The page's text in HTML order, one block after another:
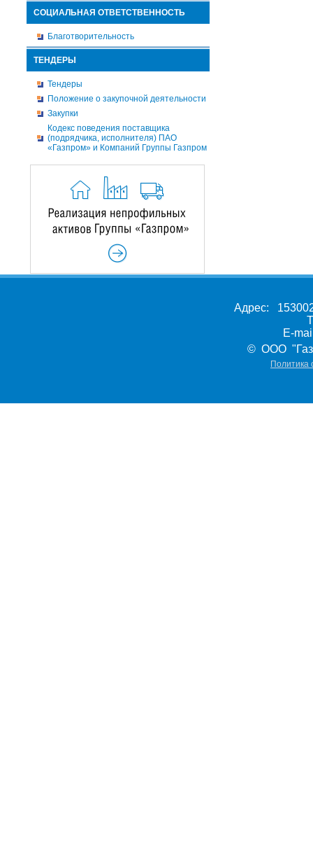
СОЦИАЛЬНАЯ ОТВЕТСТВЕННОСТЬ
Благотворительность
ТЕНДЕРЫ
Тендеры
Положение о закупочной деятельности
Закупки
Кодекс поведения поставщика
(подрядчика, исполнителя) ПАО
«Газпром» и Компаний Группы Газпром
Адрес:
E-
© ООО
Политика